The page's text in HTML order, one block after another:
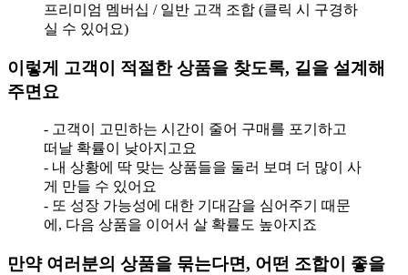
프리미엄 멤버십 / 일반 고객 조합 (클릭 시 구경하
실 수 있어요)
이렇게 고객이 적절한 상품을 찾도록, 길을 설계해
주면요
- 고객이 고민하는 시간이 줄어 구매를 포기하고
떠날 확률이 낮아지고요
- 내 상황에 딱 맞는 상품들을 둘러 보며 더 많이 사
게 만들 수 있어요
- 또 성장 가능성에 대한 기대감을 심어주기 때문
에, 다음 상품을 이어서 살 확률도 높아지죠
만약 여러분의 상품을 묶는다면, 어떤 조합이 좋을